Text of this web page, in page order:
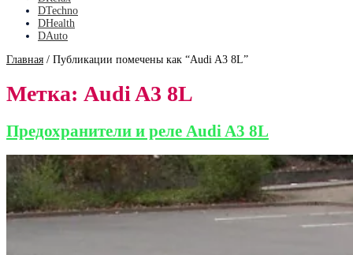
DTechno
DHealth
DAuto
Главная / Публикации помечены как “Audi A3 8L”
Метка: Audi A3 8L
Предохранители и реле Audi A3 8L